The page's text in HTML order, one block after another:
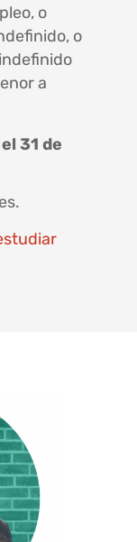
o
o
a
31 de